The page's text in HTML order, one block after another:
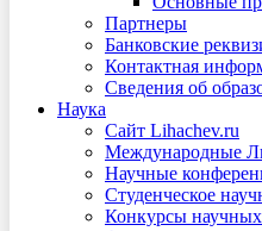
Партнеры
Банковские
Контактная
Сведения об
Наука
Сайт Lihachev.ru
Международные
Научные
Студенческое
Конкурсы научных